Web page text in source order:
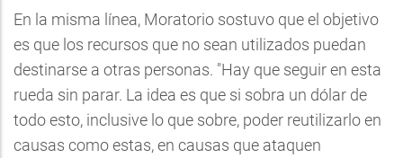
En la misma línea, Moratorio sostuvo que el objetivo
es que los recursos que no sean utilizados puedan
destinarse a otras personas. "Hay que seguir en esta
rueda sin parar. La idea es que si sobra un dólar de
todo esto, inclusive lo que sobre, poder reutilizarlo en
causas como estas, en causas que ataquen